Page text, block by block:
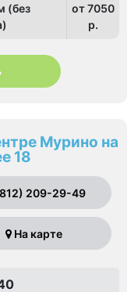
(без
от 7050
p.
Мурино на
18
209-29-49
На карте